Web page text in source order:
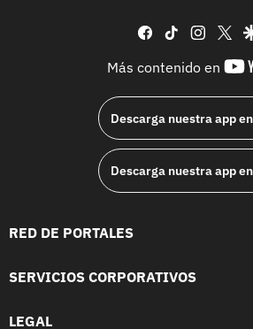
facebook
tiktok
Más contenido en
Descarga nuestra app en
Descarga nuestra app en
RED DE PORTALES
SERVICIOS CORPORATIVOS
LEGAL